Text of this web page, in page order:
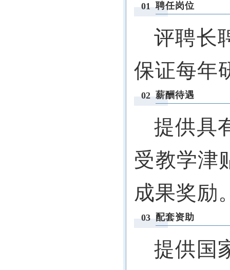
01 聘任岗位
评聘长
保证每年
02 薪酬待遇
提供具
受教学津
成果奖励
03 配套资助
提供国